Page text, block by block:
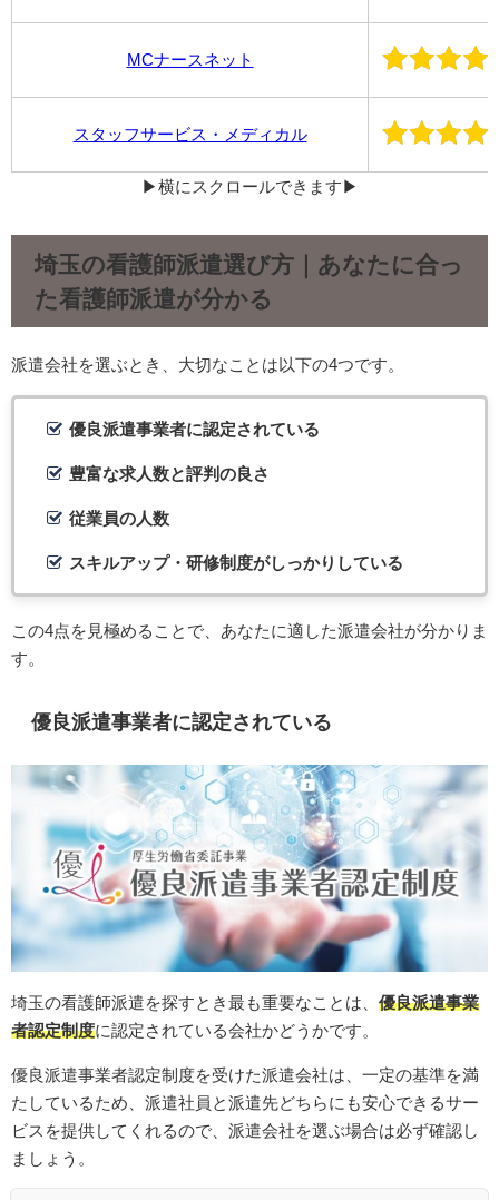
MCナースネット
スタッフサービス・メディカル
▶︎横にスクロールできます▶︎
埼玉の看護師派遣選び方｜あなたに合っ
た看護師派遣が分かる
派遣会社を選ぶとき、大切なことは以下の4つです。
優良派遣事業者に認定されている
豊富な求人数と評判の良さ
従業員の人数
スキルアップ・研修制度がしっかりしている
この4点を見極めることで、あなたに適した派遣会社が分かりま
す。
優良派遣事業者に認定されている
埼玉の看護師派遣を探すとき最も重要なことは、 優良派遣事業
者認定制度に認定されている会社かどうかです。
優良派遣事業者認定制度を受けた派遣会社は、一定の基準を満
たしているため、派遣社員と派遣先どちらにも安心できるサー
ビスを提供してくれるので、派遣会社を選ぶ場合は必ず確認し
ましょう。